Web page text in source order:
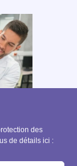
des
de détails ici :